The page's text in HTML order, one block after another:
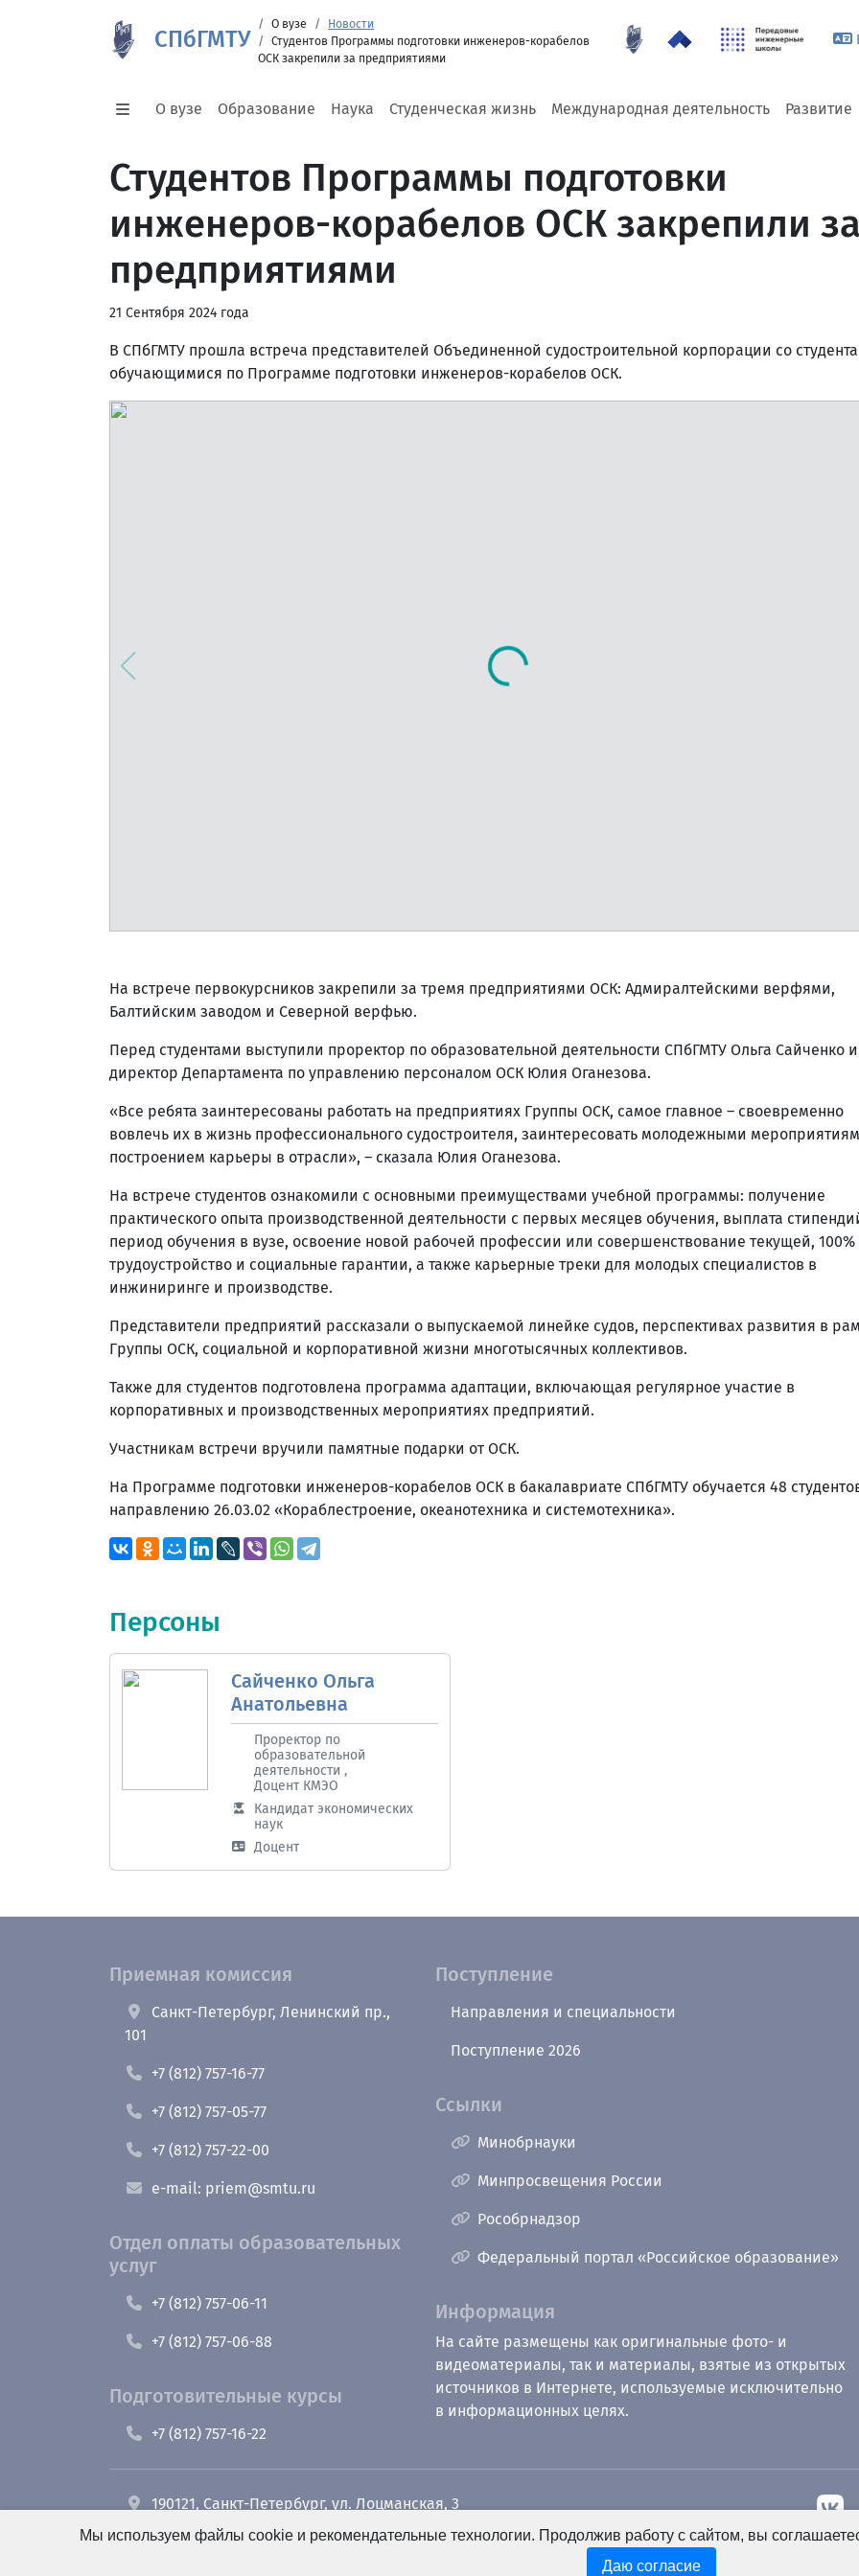
СПбГМТУ
О вузе
Новости
Студентов Программы подготовки инженеров-корабелов
ОСК закрепили за предприятиями
О вузе Образование Наука Студенческая жизнь Международная деятельность Развитие
Студентов Программы подготовки
инженеров-корабелов ОСК закрепили за
предприятиями
21 Сентября 2024 года
В СПбГМТУ прошла встреча представителей Объединенной судостроительной корпорации со
обучающимися по Программе подготовки инженеров-корабелов ОСК.
На встрече первокурсников закрепили за тремя предприятиями ОСК: Адмиралтейскими верфями,
Балтийским заводом и Северной верфью.
Перед студентами выступили проректор по образовательной деятельности СПбГМТУ Ольга Сайченко и
директор Департамента по управлению персоналом ОСК Юлия Оганезова.
«Все ребята заинтересованы работать на предприятиях Группы ОСК, самое главное – своевременно
вовлечь их в жизнь профессионального судостроителя, заинтересовать молодежными
построением карьеры в отрасли», – сказала Юлия Оганезова.
На встрече студентов ознакомили с основными преимуществами учебной программы: получение
практического опыта производственной деятельности с первых месяцев обучения, выплата
период обучения в вузе, освоение новой рабочей профессии или совершенствование текущей, 100%
трудоустройство и социальные гарантии, а также карьерные треки для молодых специалистов в
инжиниринге и производстве.
Представители предприятий рассказали о выпускаемой линейке судов, перспективах развития в
Группы ОСК, социальной и корпоративной жизни многотысячных коллективов.
Также для студентов подготовлена программа адаптации, включающая регулярное участие в
корпоративных и производственных мероприятиях предприятий.
Участникам встречи вручили памятные подарки от ОСК.
На Программе подготовки инженеров-корабелов ОСК в бакалавриате СПбГМТУ обучается 48
направлению 26.03.02 «Кораблестроение, океанотехника и системотехника».
Персоны
Сайченко Ольга
Анатольевна
Проректор по
образовательной
деятельности ,
Доцент КМЭО
Кандидат экономических
наук
Доцент
Приемная комиссия
Санкт-Петербург, Ленинский пр.,
101
+7 (812) 757-16-77
+7 (812) 757-05-77
+7 (812) 757-22-00
e-mail: priem@smtu.ru
Отдел оплаты образовательных
услуг
+7 (812) 757-06-11
+7 (812) 757-06-88
Подготовительные курсы
+7 (812) 757-16-22
Поступление
Направления и специальности
Поступление 2026
Ссылки
Минобрнауки
Минпросвещения России
Рособрнадзор
Федеральный портал «Российское образование»
Информация
На сайте размещены как оригинальные фото- и
видеоматериалы, так и материалы, взятые из открытых
источников в Интернете, используемые исключительно
в информационных целях.
190121, Санкт-Петербург, ул. Лоцманская, 3
+7 (812) 495-26-48 Оперативный дежурный
Мы используем файлы cookie и рекомендательные технологии. Продолжив работу с сайтом, вы
Даю согласие